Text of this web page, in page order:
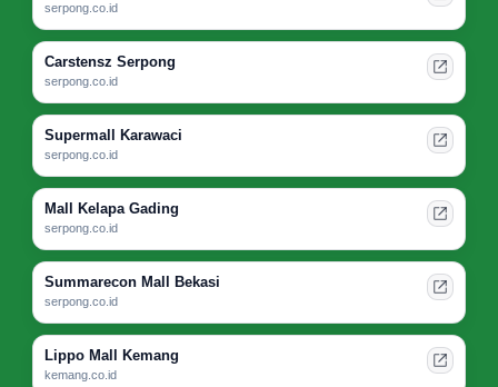
serpong.co.id
Carstensz Serpong
serpong.co.id
Supermall Karawaci
serpong.co.id
Mall Kelapa Gading
serpong.co.id
Summarecon Mall Bekasi
serpong.co.id
Lippo Mall Kemang
kemang.co.id